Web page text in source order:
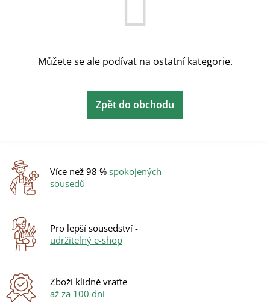
Můžete se ale podívat na ostatní kategorie.
Zpět do obchodu
Více než 98 % spokojených
sousedů
Pro lepší sousedství -
udržitelný e-shop
Zboží klidně vraťte
až za 100 dní